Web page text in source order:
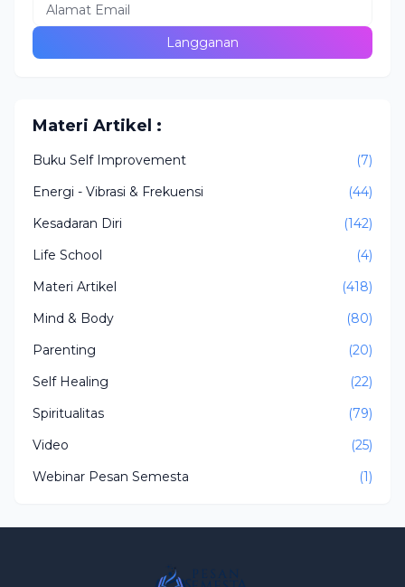
Materi Artikel :
Buku Self Improvement
(7)
Energi - Vibrasi & Frekuensi
(44)
Kesadaran Diri
(142)
Life School
(4)
Materi Artikel
(418)
Mind & Body
(80)
Parenting
(20)
Self Healing
(22)
Spiritualitas
(79)
Video
(25)
Webinar Pesan Semesta
(1)